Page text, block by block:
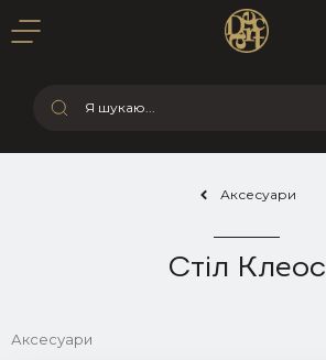
Аксесуари
Стіл Клеос
Аксесуари